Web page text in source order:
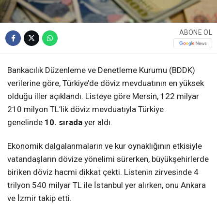
ABONE OL
Bankacılık Düzenleme ve Denetleme Kurumu (BDDK)
verilerine göre, Türkiye’de döviz mevduatının en yüksek
olduğu iller açıklandı. Listeye göre Mersin, 122 milyar
210 milyon TL’lik döviz mevduatıyla Türkiye
genelinde 10. sırada yer aldı.
Ekonomik dalgalanmaların ve kur oynaklığının etkisiyle
vatandaşların dövize yönelimi sürerken, büyükşehirlerde
biriken döviz hacmi dikkat çekti. Listenin zirvesinde 4
trilyon 540 milyar TL ile İstanbul yer alırken, onu Ankara
ve İzmir takip etti.